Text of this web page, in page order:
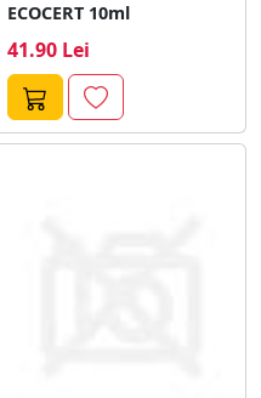
ECOCERT 10ml
41.90 Lei